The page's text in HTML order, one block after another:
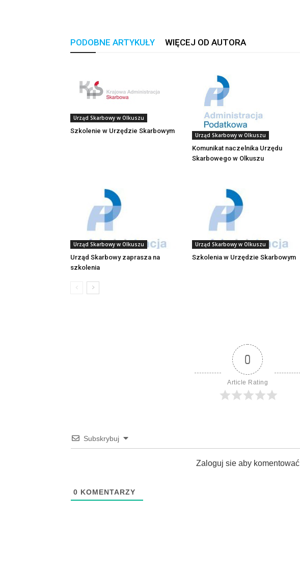
PODOBNE ARTYKUŁY WIĘCEJ OD AUTORA
Urząd Skarbowy w Olkuszu
Szkolenie w Urzędzie Skarbowym
Urząd Skarbowy w Olkuszu
Komunikat naczelnika Urzędu
Skarbowego w Olkuszu
Urząd Skarbowy w Olkuszu
Urząd Skarbowy zaprasza na
szkolenia
Urząd Skarbowy w Olkuszu
Szkolenia w Urzędzie Skarbowym
0
Article Rating
Subskrybuj
Zaloguj sie aby komentować
0 KOMENTARZY